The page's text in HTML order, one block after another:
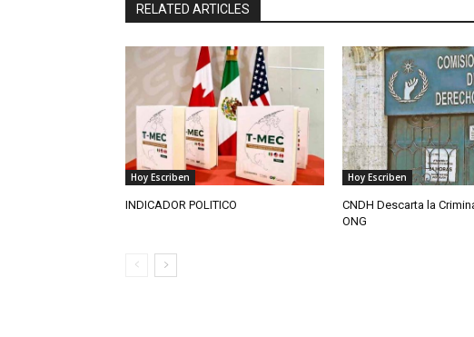
RELATED ARTICLES
Hoy Escriben
INDICADOR POLITICO
Hoy Escriben
CNDH Descarta la
ONG